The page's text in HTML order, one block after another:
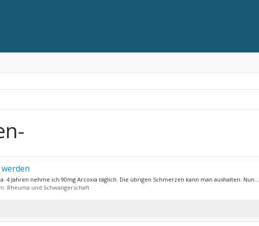
4 Jahren nehme ich 90mg Arcoxia täglich. Die übrigen Schmerzen kann man aushalten. Nun...
Rheuma und Schwangerschaft